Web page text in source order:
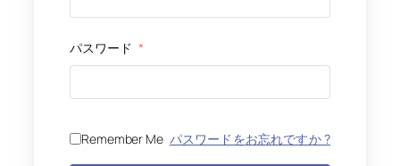
パスワード *
Remember Me パスワードをお忘れですか ?